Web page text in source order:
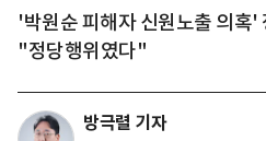
'박원순 피해자 신원노출 의혹'
"정당행위였다"
방극렬 기자